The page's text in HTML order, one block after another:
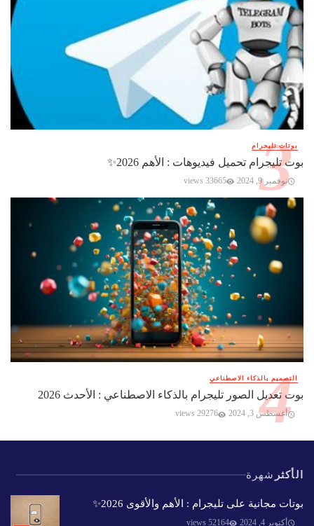
بوتات تليجرام
بوت تليجرام تحميل فيديوهات : الأهم 2026✨️
نوفمبر 9, 2024 33665 views
التصميم بالذكاء الاصطناعي
بوت تعديل الصور تليجرام بالذكاء الاصطناعي : الأحدث 2026
أغسطس 3, 2024 29276 views
الأكثر شهرة
بوتات مجانية على تليجرام : الأهم والأقوى 2026✨️
أكتوبر 4, 2024 52164 views